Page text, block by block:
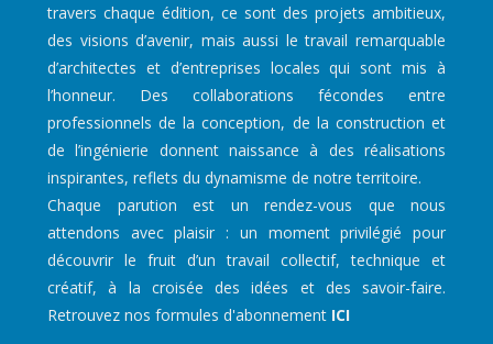
travers chaque édition, ce sont des projets ambitieux,
des visions d’avenir, mais aussi le travail remarquable
d’architectes et d’entreprises locales qui sont mis à
l’honneur. Des collaborations fécondes entre
professionnels de la conception, de la construction et
de l’ingénierie donnent naissance à des réalisations
inspirantes, reflets du dynamisme de notre territoire.
Chaque parution est un rendez-vous que nous
attendons avec plaisir : un moment privilégié pour
découvrir le fruit d’un travail collectif, technique et
créatif, à la croisée des idées et des savoir-faire.
Retrouvez nos formules d'abonnement ICI